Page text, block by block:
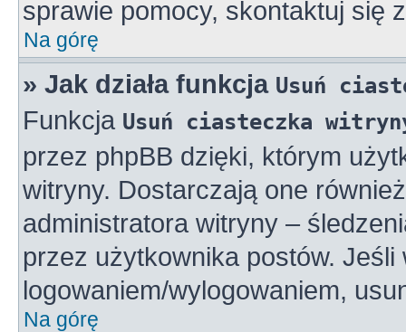
sprawie pomocy, skontaktuj się
Na górę
» Jak działa funkcja Usuń
Funkcja Usuń ciasteczka
przez phpBB dzięki, którym
witryny. Dostarczają one
administratora witryny –
przez użytkownika postów.
logowaniem/wylogowaniem,
Na górę